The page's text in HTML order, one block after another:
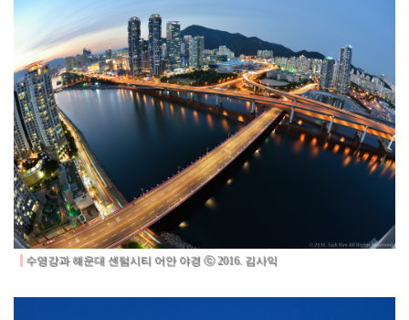
수영강과 해운대 센텀시티 어안 야경 ⓒ 2016. 김사익